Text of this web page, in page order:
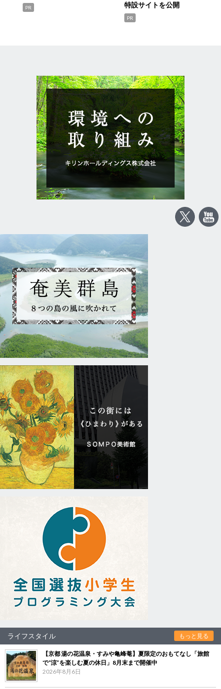
PR
特設サイトを公開
PR
ライフスタイル もっと見る
【京都 湯の花温泉・すみや亀峰菴】夏限定のおもてなし「旅館
で“涼”を楽しむ夏の休日」8月末まで開催中
2026年8月6日